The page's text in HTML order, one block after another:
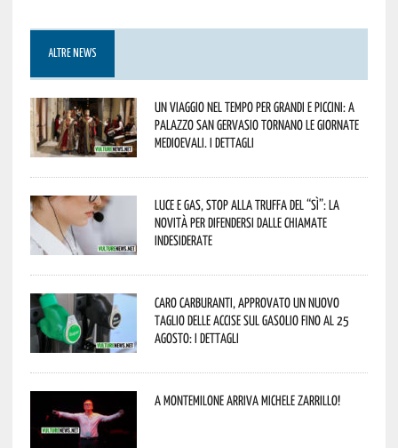
ALTRE NEWS
Un viaggio nel tempo per grandi e piccini: a
Palazzo San Gervasio tornano le Giornate
Medioevali. I dettagli
Luce e gas, stop alla truffa del “Sì”: la
novità per difendersi dalle chiamate
indesiderate
Caro carburanti, approvato un nuovo
taglio delle accise sul gasolio fino al 25
agosto: i dettagli
A Montemilone arriva Michele Zarrillo!